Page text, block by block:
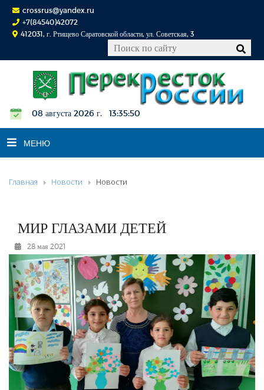
crossrus@yandex.ru
+7(84540)42072
412031, г. Ртищево Саратовской области, ул. Советская, 3
08 августа 2026 г. 13:35:51
МЕНЮ
НОВОСТИ
К СВЕДЕНИЮ
ФОТОРЕПОРТАЖИ
РЕКЛАМОДАТЕЛЯМ
ОБЪЯВЛЕНИЯ
КОНТАКТЫ
Главная Новости Новости
МИР ГЛАЗАМИ ДЕТЕЙ
28 мая 2021